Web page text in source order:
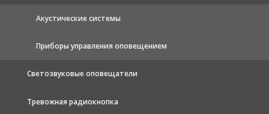
Акустические системы
Приборы управления оповещением
Светозвуковые оповещатели
Тревожная радиокнопка